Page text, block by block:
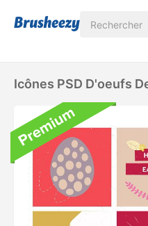
Icônes PSD D'oeufs